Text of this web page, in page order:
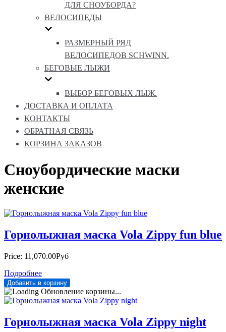
ДЛЯ СНОУБОРДА?
ВЕЛОСИПЕДЫ
РАЗМЕРНЫЙ РЯД
ВЕЛОСИПЕДОВ SCHWINN.
БЕГОВЫЕ ЛЫЖИ
ВЫБОР БЕГОВЫХ ЛЫЖ.
ДОСТАВКА И ОПЛАТА
КОНТАКТЫ
ОБРАТНАЯ СВЯЗЬ
КОРЗИНА ЗАКАЗОВ
Сноубордические маски
женские
Горнолыжная маска Vola Zippy fun blue
Price: 11,070.00Руб
Подробнее
Обновление корзины...
Горнолыжная маска Vola Zippy night